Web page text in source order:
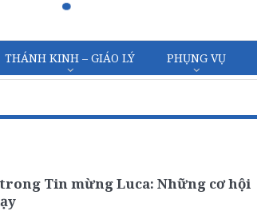
THÁNH KINH – GIÁO LÝ PHỤNG VỤ
Tin mừng Luca: Những cơ hội